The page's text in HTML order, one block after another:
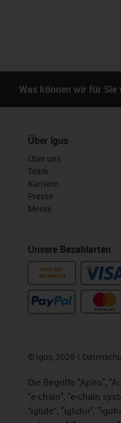
Was können wir für Sie
Über igus
Über uns
Team
Karriere
Presse
Messe
Unsere Bezahlarten
KAUF AUF
RECHNUNG
© igus, 2026
Die Begriffe "Apiro",
"e-chain", "e-chain
“iglide”, "iglidur",